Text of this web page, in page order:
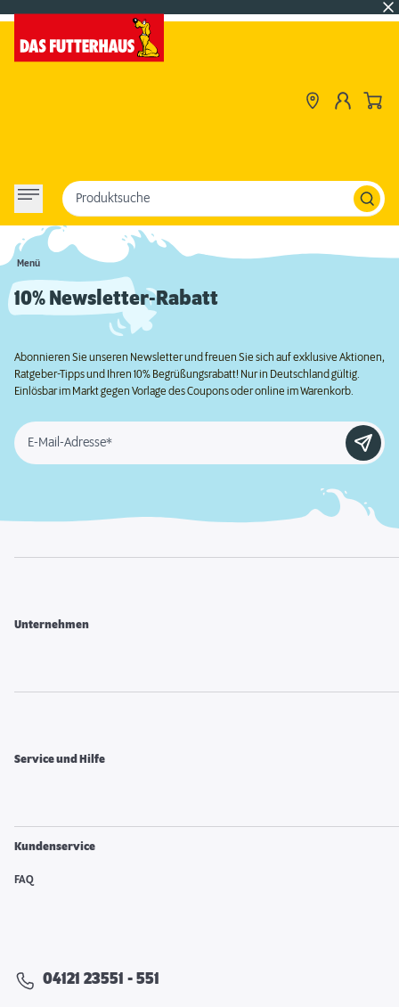
Menü
Produktsuche
10% Newsletter-Rabatt
Abonnieren Sie unseren Newsletter und freuen Sie sich auf exklusive Aktionen,
Ratgeber-Tipps und Ihren 10% Begrüßungsrabatt! Nur in Deutschland gültig.
Einlösbar im Markt gegen Vorlage des Coupons oder online im Warenkorb.
E-Mail-Adresse*
Unternehmen
Service und Hilfe
Kundenservice
FAQ
04121 23551 - 551